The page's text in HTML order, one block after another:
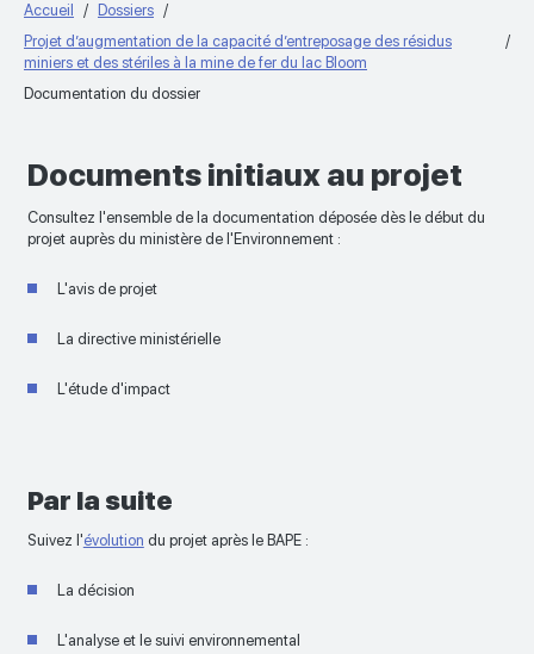
Accueil
Dossiers
Projet d’augmentation de la capacité d’entreposage des résidus
miniers et des stériles à la mine de fer du lac Bloom
Documentation du dossier
Documents initiaux au projet
Consultez l'ensemble de la documentation déposée dès le début du
projet auprès du ministère de l'Environnement :
L'avis de projet
La directive ministérielle
L'étude d'impact
Par la suite
Suivez l'évolution du projet après le BAPE :
La décision
L'analyse et le suivi environnemental